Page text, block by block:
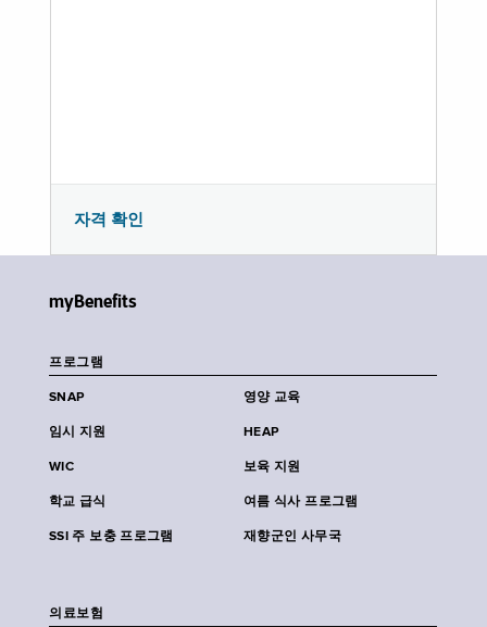
자격 확인
myBenefits
프로그램
SNAP 영양 교육
임시 지원 HEAP
WIC 보육 지원
학교 급식 여름 식사 프로그램
SSI 주 보충 프로그램 재향군인 사무국
의료보험